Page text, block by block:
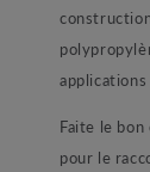
applications
Faite le
pour le